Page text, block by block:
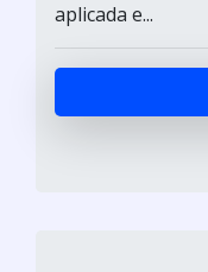
aplicada e...